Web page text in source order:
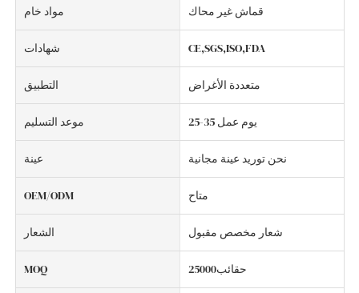
مواد خام قماش غير محاك
شهادات CE,SGS,ISO,FDA
التطبيق متعددة الأغراض
موعد التسليم 25-35 يوم عمل
عينة نحن توريد عينة مجانية
OEM/ODM متاح
الشعار شعار مخصص مقبول
MOQ حقائب25000